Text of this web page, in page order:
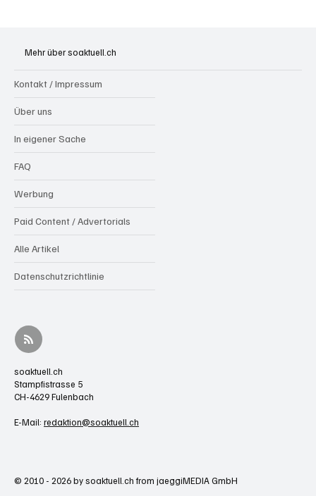
Mehr über soaktuell.ch
Kontakt / Impressum
Über uns
In eigener Sache
FAQ
Werbung
Paid Content / Advertorials
Alle Artikel
Datenschutzrichtlinie
soaktuell.ch
Stampfistrasse 5
CH-4629 Fulenbach
E-Mail: redaktion@soaktuell.ch
© 2010 - 2026 by soaktuell.ch from jaeggiMEDIA GmbH